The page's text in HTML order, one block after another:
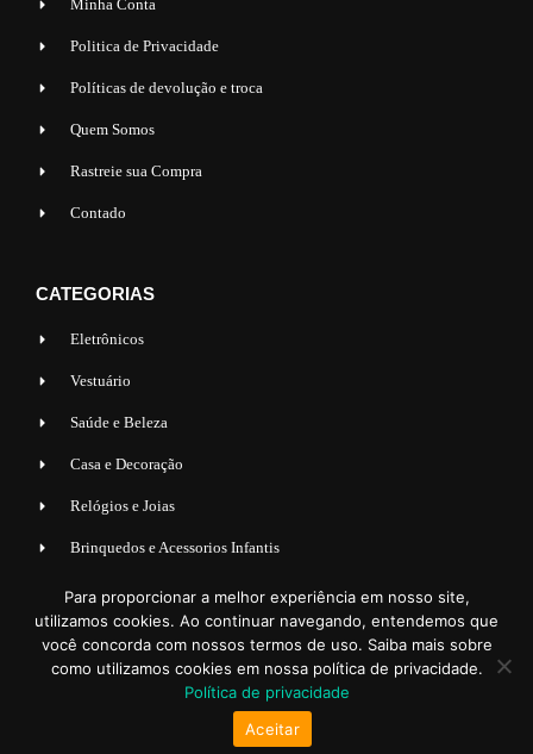
Minha Conta
Politica de Privacidade
Políticas de devolução e troca
Quem Somos
Rastreie sua Compra
Contado
CATEGORIAS
Eletrônicos
Vestuário
Saúde e Beleza
Casa e Decoração
Relógios e Joias
Brinquedos e Acessorios Infantis
Acessorios para Veiculos
Esporte e lazer
© 2023 MUNDSHOP | TODOS OS DIREITOS RESERVADOS.
Para proporcionar a melhor experiência em nosso site,
utilizamos cookies. Ao continuar navegando, entendemos que
você concorda com nossos termos de uso. Saiba mais sobre
como utilizamos cookies em nossa política de privacidade.
Política de privacidade
Aceitar